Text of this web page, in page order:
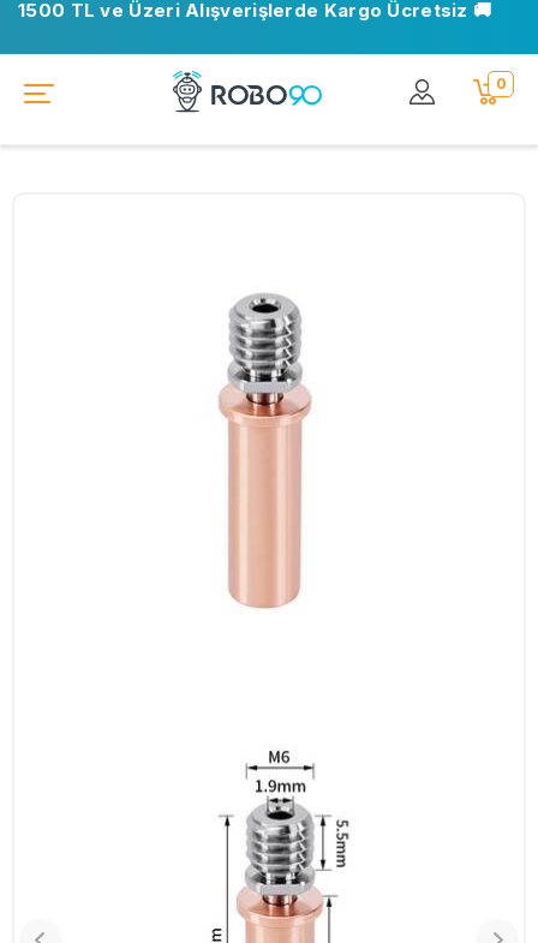
1500 TL ve Üzeri Alışverişlerde Kargo Ücretsiz 🚚
0